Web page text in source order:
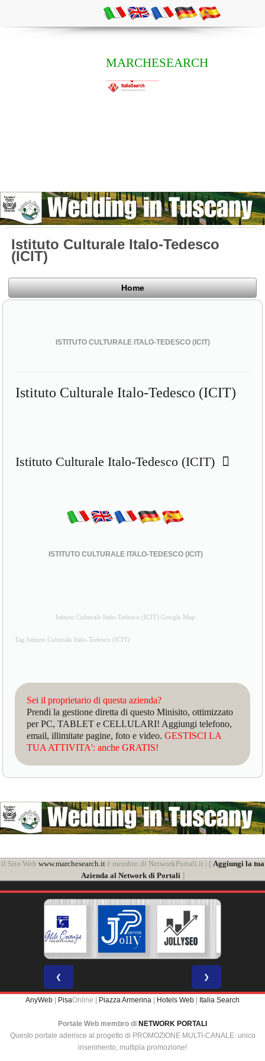
MARCHESEARCH
Istituto Culturale Italo-Tedesco
(ICIT)
Home
ISTITUTO CULTURALE ITALO-TEDESCO (ICIT)
Istituto Culturale Italo-Tedesco (ICIT)
Istituto Culturale Italo-Tedesco (ICIT)
ISTITUTO CULTURALE ITALO-TEDESCO (ICIT)
Istituto Culturale Italo-Tedesco (ICIT) Google Map
Tag Istituto Culturale Italo-Tedesco (ICIT)
Sei il proprietario di questa azienda?
Prendi la gestione diretta di questo Minisito, ottimizzato
per PC, TABLET e CELLULARI! Aggiungi telefono,
email, illimitate pagine, foto e video.GESTISCI LA
TUA ATTIVITA': anche GRATIS!
il Sito Web www.marchesearch.itè membro di NetworkPortali.it | [ Aggiungi la tua
Azienda al Network di Portali]
❮ ❯
AnyWeb PisaOnline | Piazza Armerina Hotels Web Italia Search
Portale Web membro di NETWORK PORTALI
Questo portale aderisce al progetto di PROMOZIONE MULTI-CANALE: unico
inserimento, multipla promozione!